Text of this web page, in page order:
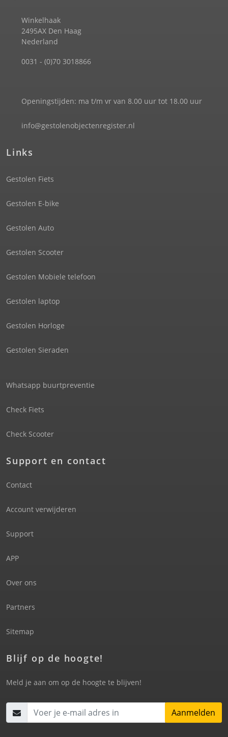
Winkelhaak
2495AX Den Haag
Nederland
0031 - (0)70 3018866
Openingstijden: ma t/m vr van 8.00 uur tot 18.00 uur
info@gestolenobjectenregister.nl
Links
Gestolen Fiets
Gestolen E-bike
Gestolen Auto
Gestolen Scooter
Gestolen Mobiele telefoon
Gestolen laptop
Gestolen Horloge
Gestolen Sieraden
Whatsapp buurtpreventie
Check Fiets
Check Scooter
Support en contact
Contact
Account verwijderen
Support
APP
Over ons
Partners
Sitemap
Blijf op de hoogte!
Meld je aan om op de hoogte te blijven!
Aanmelden